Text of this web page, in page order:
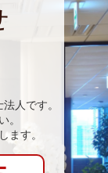
人です。
。
ます。